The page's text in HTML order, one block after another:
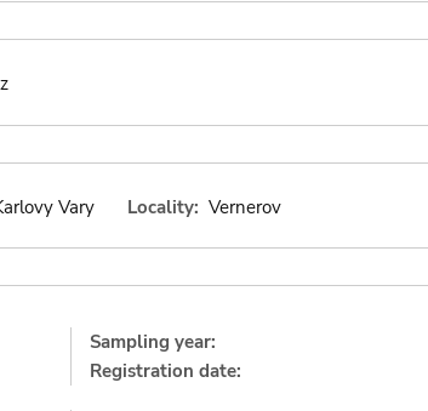
Vary Locality: Vernerov
Sampling year:
Registration date: